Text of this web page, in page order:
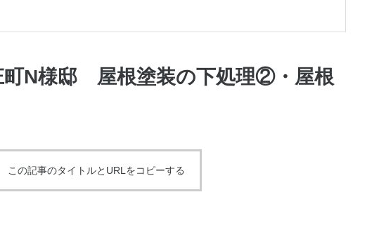
町N様邸 屋根塗装の下処理②・屋根
この記事のタイトルとURLをコピーする